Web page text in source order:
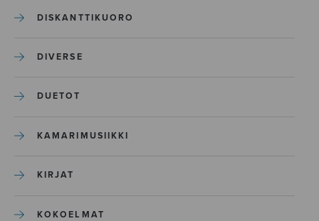
DISKANTTIKUORO
DIVERSE
DUETOT
KAMARIMUSIIKKI
KIRJAT
KOKOELMAT